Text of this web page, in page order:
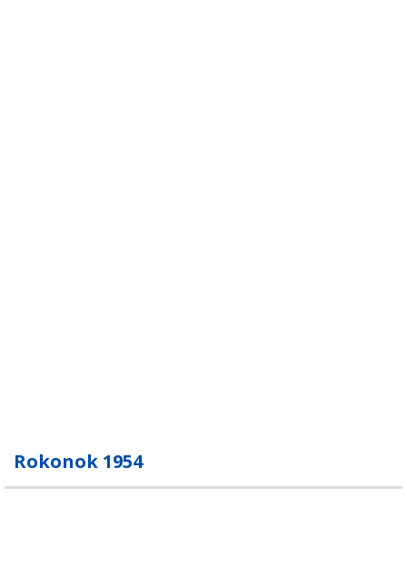
Rokonok 1954